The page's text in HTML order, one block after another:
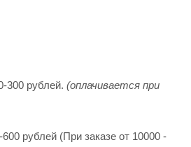
300 рублей. (оплачивается при
рублей (При заказе от 10000 -